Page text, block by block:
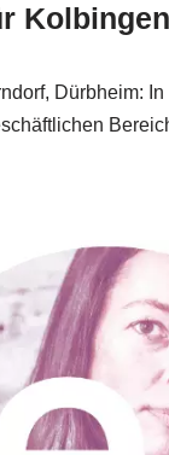
Dürbheim: